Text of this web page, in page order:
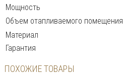
Мощность
Объем отапливаемого помещения
Материал
Гарантия
ПОХОЖИЕ ТОВАРЫ